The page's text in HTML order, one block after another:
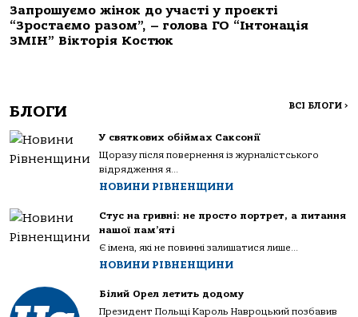
Запрошуємо жінок до участі у проєкті
“Зростаємо разом”, – голова ГО “Інтонація
ЗМІН” Вікторія Костюк
БЛОГИ ВСІ БЛОГИ >
У святкових обіймах Саксонії
Щоразу після повернення із журналістського
відрядження я...
НОВИНИ РІВНЕНЩИНИ
Стус на гривні: не просто портрет, а питання
нашої пам’яті
Є імена, які не повинні залишатися лише...
НОВИНИ РІВНЕНЩИНИ
Білий Орел летить додому
Президент Польщі Кароль Навроцький позбавив